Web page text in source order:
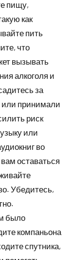
пищу,
как
пить
что
вызывать
алкоголя и
за
или принимали
риск
или
во
оставаться
Убедитесь,
было
компаньона
спутника,